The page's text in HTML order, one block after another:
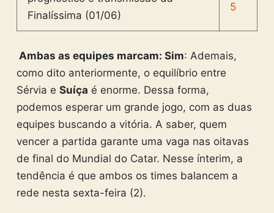
5
Ambas as equipes marcam: Sim: Ademais,
como dito anteriormente, o equilíbrio entre
Sérvia e Suíça é enorme. Dessa forma,
podemos esperar um grande jogo, com as duas
equipes buscando a vitória. A saber, quem
vencer a partida garante uma vaga nas oitavas
de final do Mundial do Catar. Nesse ínterim, a
tendência é que ambos os times balancem a
rede nesta sexta-feira (2).